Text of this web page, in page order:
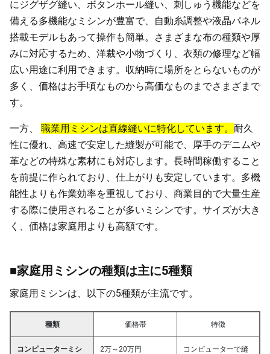
にジグザグ縫い、ボタンホール縫い、刺しゅう機能などを
備える多機能なミシンが豊富で、自動糸調整や液晶パネル
搭載モデルもあって操作も簡単。さまざまな布の種類や厚
みに対応するため、洋裁や小物づくり、衣類の修理など幅
広い用途に利用できます。収納時に場所をとらないものが
多く、価格はお手頃なものから高価なものまでさまざまで
す。
一方、 職業用ミシンは直線縫いに特化しています。 耐久
性に優れ、高速で安定した縫製が可能で、厚手のデニムや
革などの特殊な素材にも対応します。長時間稼働すること
を前提に作られており、仕上がりも安定しています。多機
能性よりも作業効率を重視しており、商業目的で大量生産
する際に使用されることが多いミシンです。サイズが大き
く、価格は家庭用よりも高額です。
■家庭用ミシンの種類は主に5種類
家庭用ミシンは、以下の5種類が主流です。
種類 価格帯 特徴
コンピューターミシ
2万～20万円
コンピューターで縫